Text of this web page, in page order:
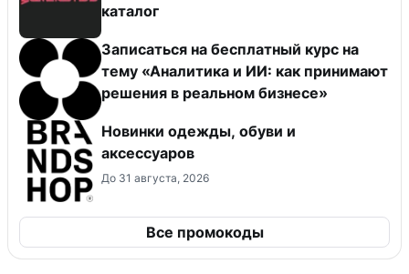
каталог
Записаться на бесплатный курс на
тему «Аналитика и ИИ: как принимают
решения в реальном бизнесе»
Новинки одежды, обуви и
аксессуаров
До 31 августа, 2026
Все промокоды